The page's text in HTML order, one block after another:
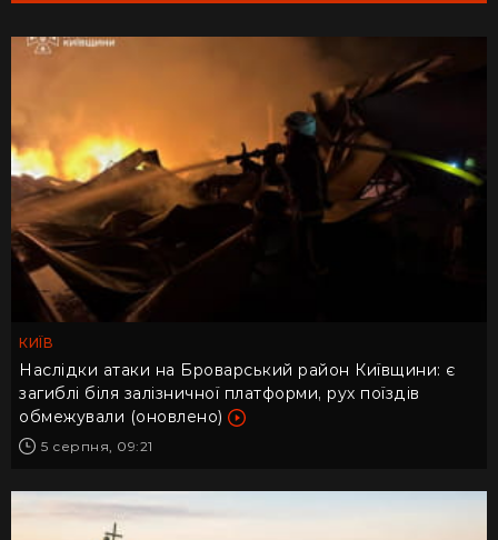
КИЇВ
Наслідки атаки на Броварський район Київщини: є
загиблі біля залізничної платформи, рух поїздів
обмежували (оновлено)
5 серпня, 09:21